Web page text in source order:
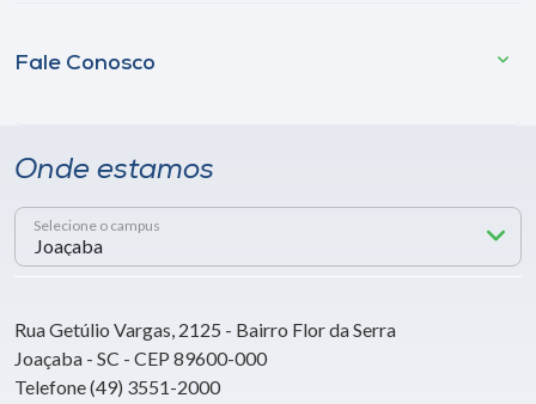
Fale Conosco
Onde estamos
Selecione o campus
Rua Getúlio Vargas, 2125 - Bairro Flor da Serra
Joaçaba - SC - CEP 89600-000
Telefone (49) 3551-2000